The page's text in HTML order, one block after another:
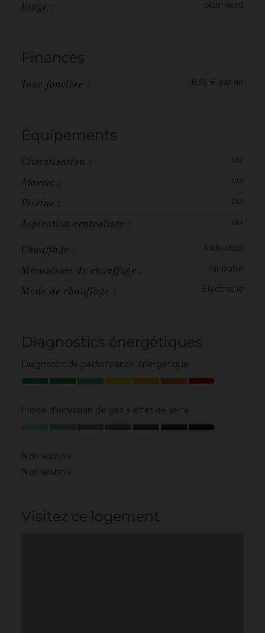
Etage : plain-pied
Finances
Taxe foncière : 1 836 € par an
Équipements
Climatisation : oui
Alarme : oui
Piscine : oui
Aspiration centralisée : oui
Chauffage : Individuel
Mécanisme de chauffage : Air pulsé
Mode de chauffage : Electrique
Diagnostics énergétiques
Diagnostic de performance énergétique
Indice d'émission de gaz à effet de serre
Non soumis
Non soumis
Visitez ce logement